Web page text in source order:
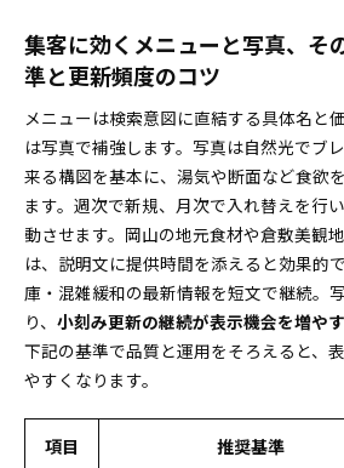
集客に効くメニューと写真、そ
準と更新頻度のコツ
メニューは検索意図に直結する具体名と
は写真で補強します。写真は自然光でブ
来る構図を基本に、湯気や断面など食欲
ます。週次で新規、月次で入れ替えを行
動させます。岡山の地元食材や倉敷美観
は、説明文に提供時間を添えると効果的
庫・混雑緩和の最新情報を短文で継続。
り、 小刻み更新の継続が表示機会を増やす
下記の基準で品質と運用をそろえると、
やすくなります。
項目 推奨基準